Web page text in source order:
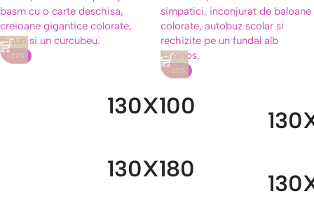
-32%
130X100
130X180
-32%